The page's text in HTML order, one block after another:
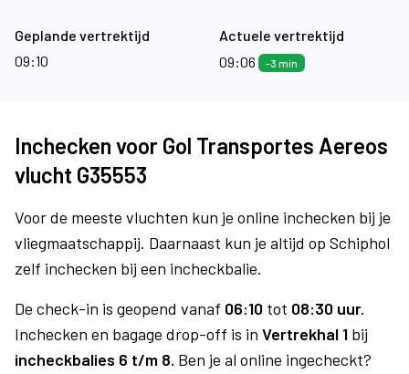
Geplande vertrektijd
09:10
Actuele vertrektijd
09:06
-3 min
Inchecken voor Gol Transportes Aereos
vlucht G35553
Voor de meeste vluchten kun je online inchecken bij je
vliegmaatschappij. Daarnaast kun je altijd op Schiphol
zelf inchecken bij een incheckbalie.
De check-in is geopend vanaf 06:10 tot 08:30 uur.
Inchecken en bagage drop-off is in Vertrekhal 1 bij
incheckbalies 6 t/m 8. Ben je al online ingecheckt?